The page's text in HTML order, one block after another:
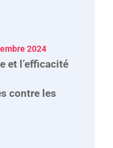
2024
et l’efficacité
contre les